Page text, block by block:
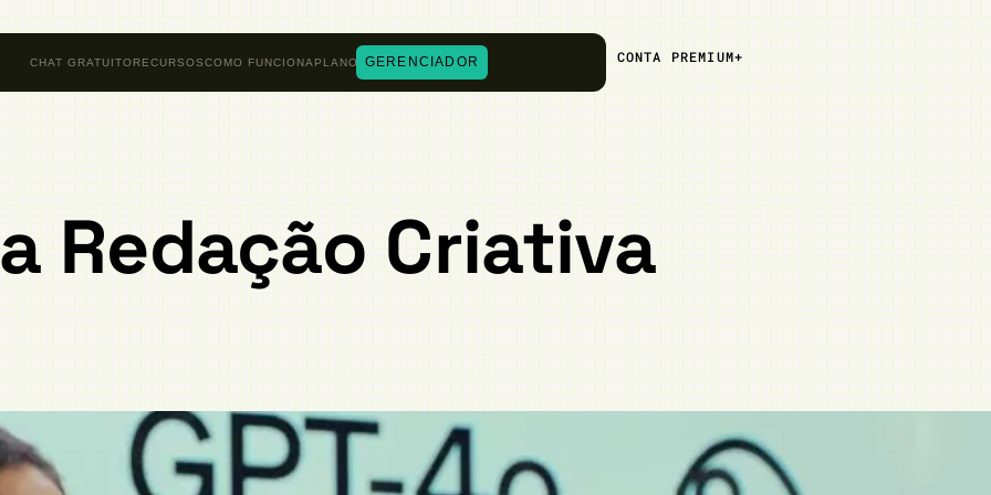
CHAT GRATUITORECURSOSCOMO FUNCIONA PLANOSGERENCIADOR CONTA PREMIUM+
Redação Criativa